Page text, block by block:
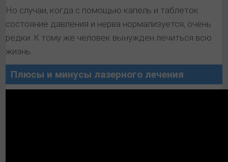
Но случаи, когда с помощью капель и таблеток
состояние давления и нерва нормализуется, очень
редки. К тому же человек вынужден лечиться всю
жизнь.
Плюсы и минусы лазерного лечения